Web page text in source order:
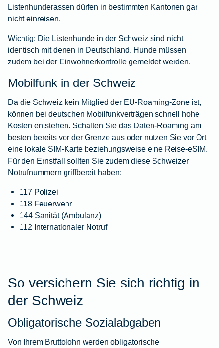
Listenhunderassen dürfen in bestimmten Kantonen gar
nicht einreisen.
Wichtig: Die Listenhunde in der Schweiz sind nicht
identisch mit denen in Deutschland. Hunde müssen
zudem bei der Einwohnerkontrolle gemeldet werden.
Mobilfunk in der Schweiz
Da die Schweiz kein Mitglied der EU-Roaming-Zone ist,
können bei deutschen Mobilfunkverträgen schnell hohe
Kosten entstehen. Schalten Sie das Daten-Roaming am
besten bereits vor der Grenze aus oder nutzen Sie vor Ort
eine lokale SIM-Karte beziehungsweise eine Reise-eSIM.
Für den Ernstfall sollten Sie zudem diese Schweizer
Notrufnummern griffbereit haben:
117 Polizei
118 Feuerwehr
144 Sanität (Ambulanz)
112 Internationaler Notruf
So versichern Sie sich richtig in
der Schweiz
Obligatorische Sozialabgaben
Von Ihrem Bruttolohn werden obligatorische